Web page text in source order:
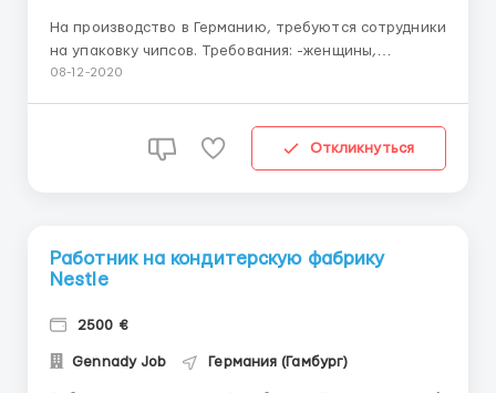
На производство в Германию, требуются сотрудники
на упаковку чипсов. Требования: -женщины,
-мужчины -семейные пары до 45 лет. Обязанности:
и чистка рабочего места, работа на конвеере. Для
08-12-2020
Откликнуться
Работник на кондитерскую фабрику
Nestle
2500 €
Gennady Job Германия (Гамбург)